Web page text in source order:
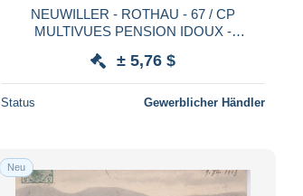
NEUWILLER - ROTHAU - 67 / CP
MULTIVUES PENSION IDOUX -
± 5,76 $
Status Gewerblicher Händler
Neu